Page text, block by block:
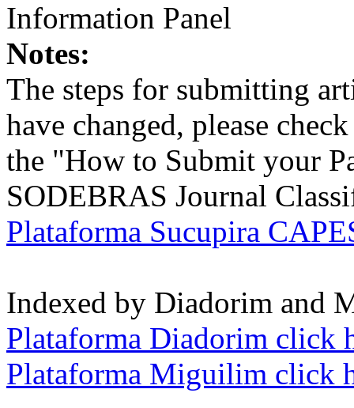
Information Panel
Notes:
The steps for submitting
have changed, please
the "How to Submit your
SODEBRAS Journal
Plataforma Sucupira
Indexed by Diadorim and
Plataforma Diadorim click
Plataforma Miguilim click